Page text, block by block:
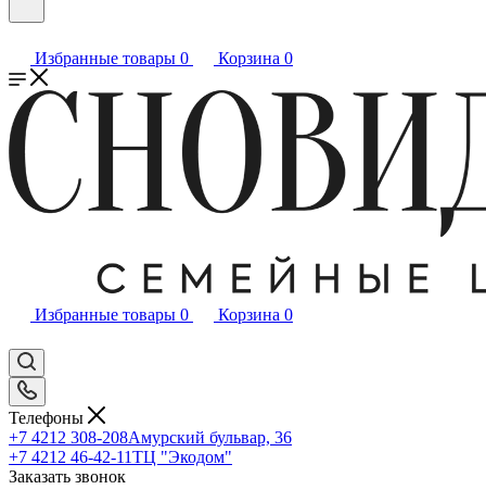
Избранные товары 0 Корзина 0
Избранные товары 0 Корзина 0
Телефоны
+7 4212 308-208Амурский бульвар, 36
+7 4212 46-42-11ТЦ "Экодом"
Заказать звонок